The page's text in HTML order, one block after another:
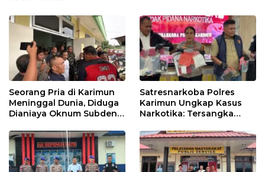
Seorang Pria di Karimun
Meninggal Dunia, Diduga
Dianiaya Oknum Subden
Satresnarkoba Polres
Karimun Ungkap Kasus
Narkotika: Tersangka
Internasional